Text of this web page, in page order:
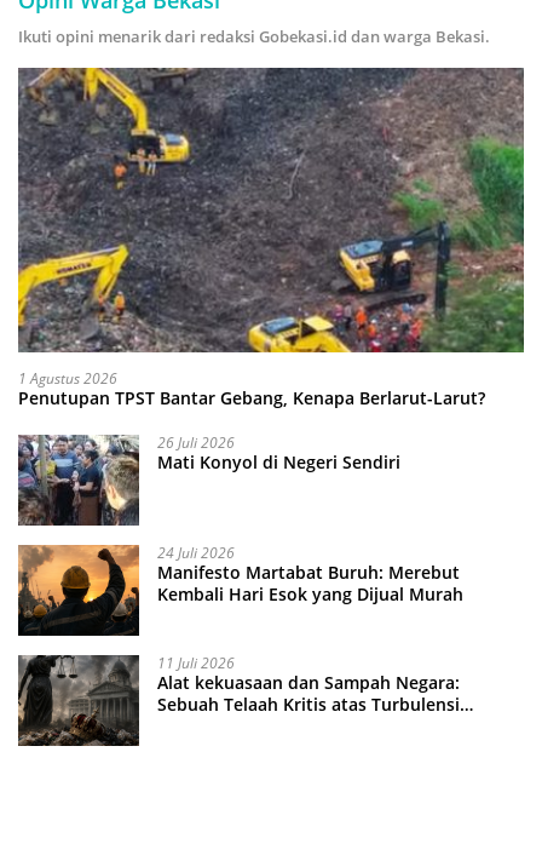
Ikuti opini menarik dari redaksi Gobekasi.id dan warga Bekasi.
1 Agustus 2026
Penutupan TPST Bantar Gebang, Kenapa Berlarut-Larut?
26 Juli 2026
Mati Konyol di Negeri Sendiri
24 Juli 2026
Manifesto Martabat Buruh: Merebut
Kembali Hari Esok yang Dijual Murah
11 Juli 2026
Alat kekuasaan dan Sampah Negara:
Sebuah Telaah Kritis atas Turbulensi